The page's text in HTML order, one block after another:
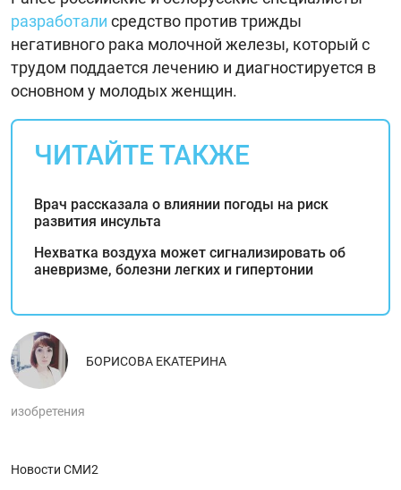
разработали средство против трижды
негативного рака молочной железы, который с
трудом поддается лечению и диагностируется в
основном у молодых женщин.
ЧИТАЙТЕ ТАКЖЕ
Врач рассказала о влиянии погоды на риск
развития инсульта
Нехватка воздуха может сигнализировать об
аневризме, болезни легких и гипертонии
БОРИСОВА ЕКАТЕРИНА
изобретения
Новости СМИ2